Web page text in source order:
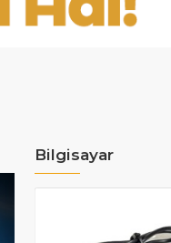
Bilgisayar